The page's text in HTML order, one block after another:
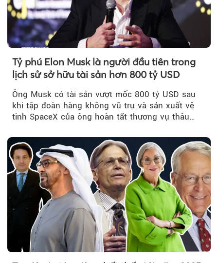
Tỷ phú Elon Musk là người đầu tiên trong
lịch sử sở hữu tài sản hơn 800 tỷ USD
Ông Musk có tài sản vượt mốc 800 tỷ USD sau
khi tập đoàn hàng không vũ trụ và sản xuất vệ
tinh SpaceX của ông hoàn tất thương vụ thâu
do ông kiểm soát.